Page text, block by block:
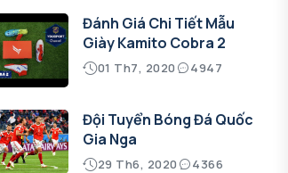
Đánh Giá Chi Tiết Mẫu
Giày Kamito Cobra 2
01 Th7, 2020 4947
Đội Tuyển Bóng Đá Quốc
Gia Nga
29 Th6, 2020 4366